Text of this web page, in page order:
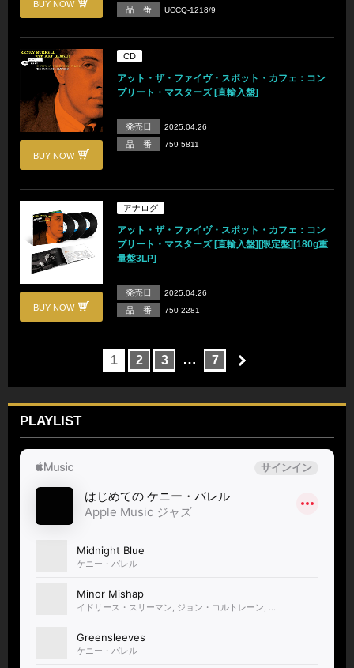
BUY NOW
品 番 UCCQ-1218/9
BUY NOW
CD
アット・ザ・ファイヴ・スポット・カフェ：コン
プリート・マスターズ [直輸入盤]
発売日 2025.04.26
品 番 759-5811
BUY NOW
アナログ
アット・ザ・ファイヴ・スポット・カフェ：コン
プリート・マスターズ [直輸入盤][限定盤][180g重
量盤3LP]
発売日 2025.04.26
品 番 750-2281
1 2 3 … 7
PLAYLIST